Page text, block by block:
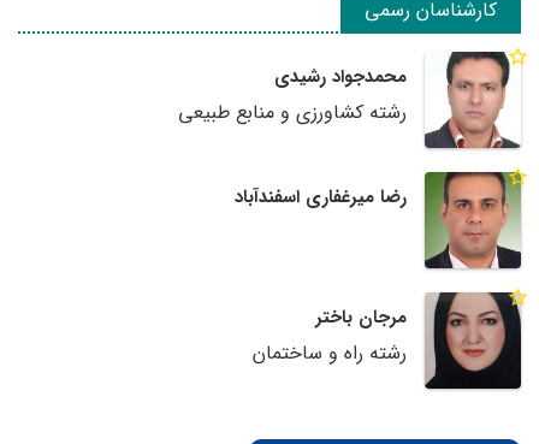
کارشناسان رسمی
محمدجواد رشیدی
رشته کشاورزی و منابع طبیعی
رضا میرغفاری اسفندآباد
مرجان باختر
رشته راه و ساختمان